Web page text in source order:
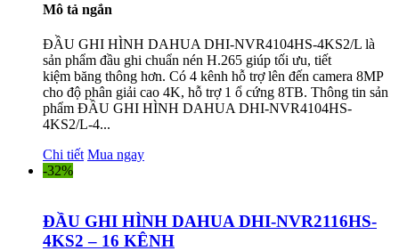
Mô tả ngắn
ĐẦU GHI HÌNH DAHUA DHI-NVR4104HS-4KS2/L là
sản phẩm đầu ghi chuẩn nén H.265 giúp tối ưu, tiết
kiệm băng thông hơn. Có 4 kênh hỗ trợ lên đến camera 8MP
cho độ phân giải cao 4K, hỗ trợ 1 ổ cứng 8TB. Thông tin sản
phẩm ĐẦU GHI HÌNH DAHUA DHI-NVR4104HS-
4KS2/L-4...
Chi tiết Mua ngay
-32%
ĐẦU GHI HÌNH DAHUA DHI-NVR2116HS-
4KS2 – 16 KÊNH